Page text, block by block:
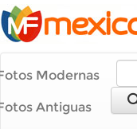
Modernas
Antiguas